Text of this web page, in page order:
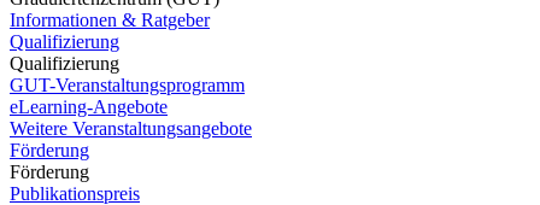
Informationen & Ratgeber
Qualifizierung
Qualifizierung
GUT-Veranstaltungsprogramm
eLearning-Angebote
Weitere Veranstaltungsangebote
Förderung
Förderung
Publikationspreis